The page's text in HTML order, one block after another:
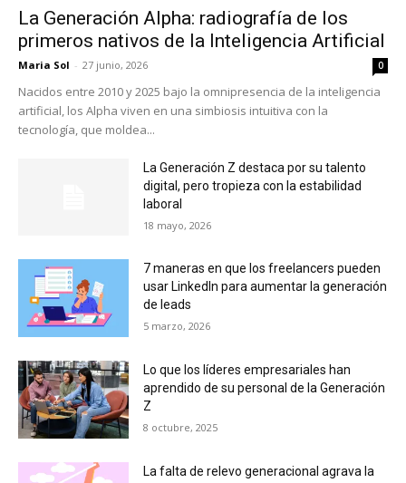
La Generación Alpha: radiografía de los
primeros nativos de la Inteligencia Artificial
Maria Sol - 27 junio, 2026 0
Nacidos entre 2010 y 2025 bajo la omnipresencia de la inteligencia
artificial, los Alpha viven en una simbiosis intuitiva con la
tecnología, que moldea...
La Generación Z destaca por su talento
digital, pero tropieza con la estabilidad
laboral
18 mayo, 2026
7 maneras en que los freelancers pueden
usar LinkedIn para aumentar la generación
de leads
5 marzo, 2026
Lo que los líderes empresariales han
aprendido de su personal de la Generación
Z
8 octubre, 2025
La falta de relevo generacional agrava la